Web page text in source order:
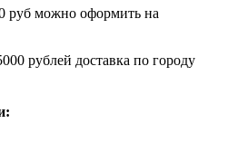
руб можно оформить на
рублей доставка по городу